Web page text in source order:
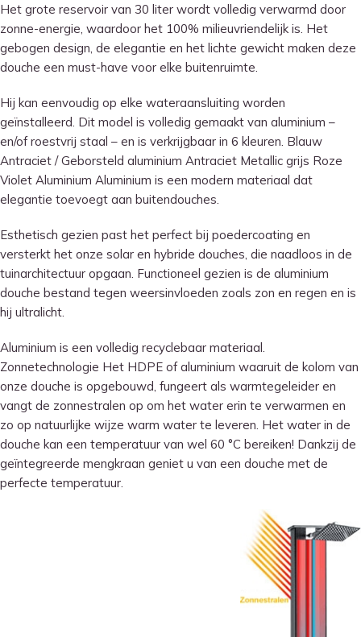
Het grote reservoir van 30 liter wordt volledig verwarmd door
zonne-energie, waardoor het 100% milieuvriendelijk is. Het
gebogen design, de elegantie en het lichte gewicht maken deze
douche een must-have voor elke buitenruimte.
Hij kan eenvoudig op elke wateraansluiting worden
geïnstalleerd. Dit model is volledig gemaakt van aluminium –
en/of roestvrij staal – en is verkrijgbaar in 6 kleuren. Blauw
Antraciet / Geborsteld aluminium Antraciet Metallic grijs Roze
Violet Aluminium Aluminium is een modern materiaal dat
elegantie toevoegt aan buitendouches.
Esthetisch gezien past het perfect bij poedercoating en
versterkt het onze solar en hybride douches, die naadloos in de
tuinarchitectuur opgaan. Functioneel gezien is de aluminium
douche bestand tegen weersinvloeden zoals zon en regen en is
hij ultralicht.
Aluminium is een volledig recyclebaar materiaal.
Zonnetechnologie Het HDPE of aluminium waaruit de kolom van
onze douche is opgebouwd, fungeert als warmtegeleider en
vangt de zonnestralen op om het water erin te verwarmen en
zo op natuurlijke wijze warm water te leveren. Het water in de
douche kan een temperatuur van wel 60 °C bereiken! Dankzij de
geïntegreerde mengkraan geniet u van een douche met de
perfecte temperatuur.